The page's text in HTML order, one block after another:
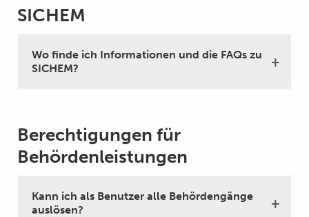
SICHEM
Wo finde ich Informationen und die FAQs zu
SICHEM?
Berechtigungen für
Behördenleistungen
Kann ich als Benutzer alle Behördengänge
auslösen?